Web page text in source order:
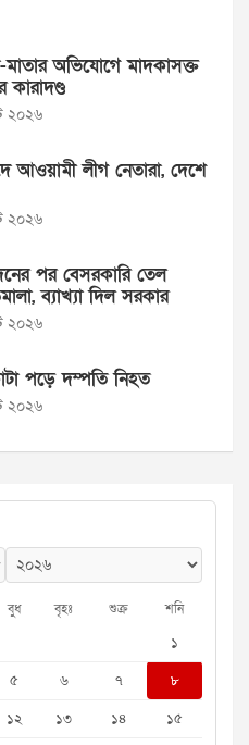
মাতার অভিযোগে মাদকাসক্ত
২০২৬
আওয়ামী লীগ নেতারা, দেশে
২০২৬
পর বেসরকারি তেল
ব্যাখ্যা দিল সরকার
২০২৬
পড়ে দম্পতি নিহত
২০২৬
বুধ বৃহঃ শুক্র শনি
১
৫ ৬ ৭
৮
১২ ১৩ ১৪ ১৫